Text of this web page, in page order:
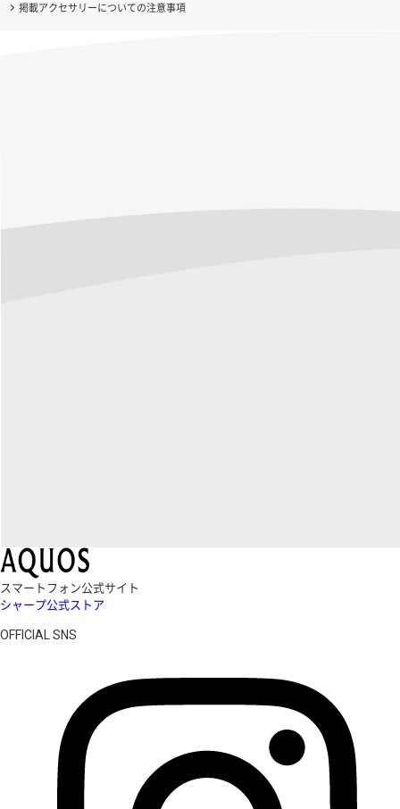
掲載アクセサリーについての注意事項
スマートフォン公式サイト
シャープ公式ストア
OFFICIAL SNS